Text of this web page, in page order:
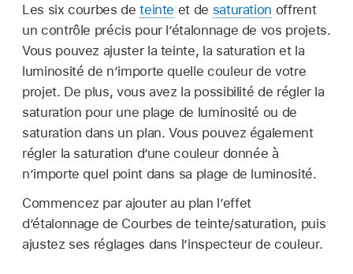
Les six courbes deteinte et de saturation offrent
un contrôle précis pour l’étalonnage de vos projets.
Vous pouvez ajuster la teinte, la saturation et la
luminosité de n’importe quelle couleur de votre
projet. De plus, vous avez la possibilité de régler la
saturation pour une plage de luminosité ou de
saturation dans un plan. Vous pouvez également
régler la saturation d’une couleur donnée à
n’importe quel point dans sa plage de luminosité.
Commencez par ajouter au plan l’effet
d’étalonnage de Courbes de teinte/saturation, puis
ajustez ses réglages dans l’inspecteur de couleur.